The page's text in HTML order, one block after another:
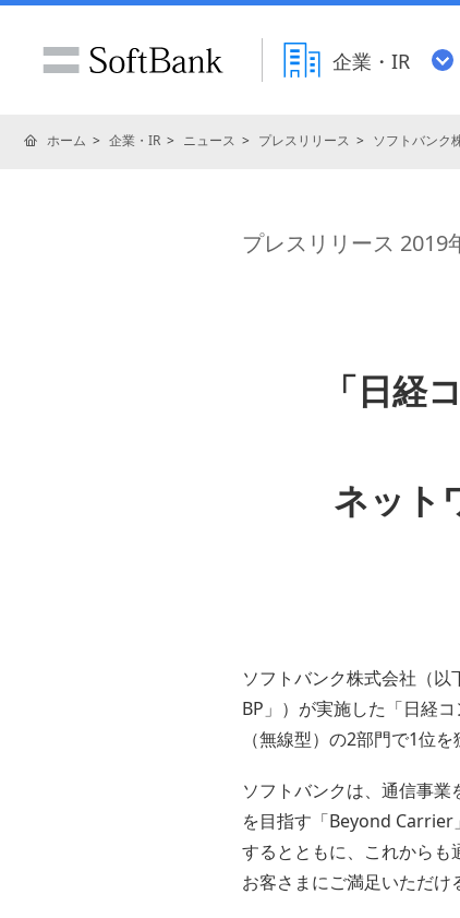
企業・IR
ホーム 企業・IR ニュース プレスリリース ソフトバンク
プレスリリース 2019
「日経
ネット
ソフトバンク株式会社（
BP」）が実施した「日経
（無線型）の2部門で1位
ソフトバンクは、通信事
を目指す「Beyond Carrier
するとともに、これからも
お客さまにご満足いただけ